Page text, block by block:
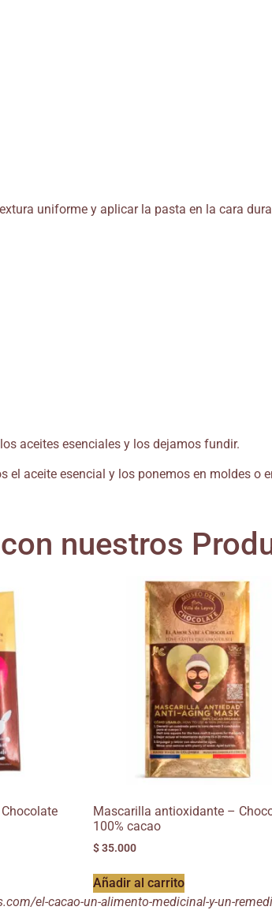
uniforme y aplicar la pasta en la cara
aceites esenciales y los dejamos fundir.
aceite esencial y los ponemos en moldes o
nuestros
Mascarilla antioxidante –
100% cacao
$35.000
Añadir al carrito
el-cacao-un-alimento-medicinal-y-un-